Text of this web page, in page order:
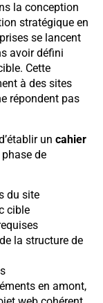
la conception
stratégique en
se lancent
avoir défini
Cette
à des sites
répondent pas
un cahier
de
du site
cible
la structure de
en amont,